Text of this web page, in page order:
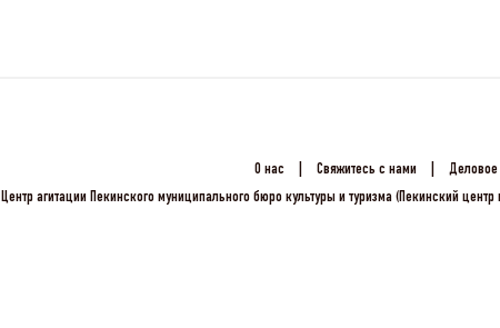
О нас Свяжитесь с нами
Деловое
Центр агитации Пекинского муниципального бюро культуры и туризма (Пекинский